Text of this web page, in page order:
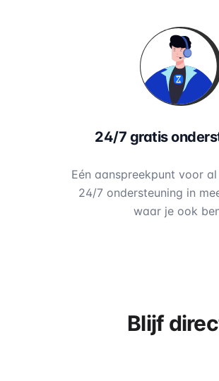
24/7 gratis
Eén aanspreekpunt voor
24/7 ondersteuning in
waar je ook
Blijf